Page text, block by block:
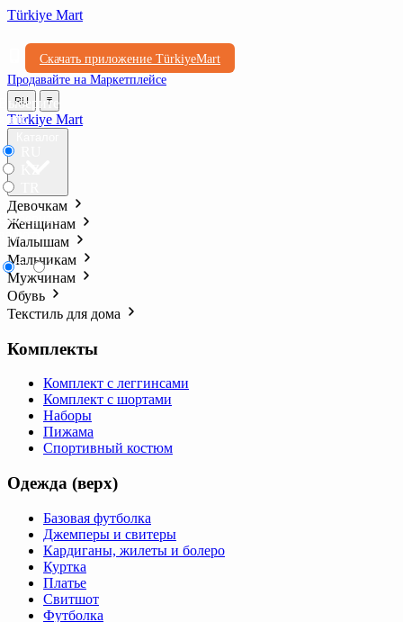
Türkiye Mart
Скачать приложение TürkiyeMart
Продавайте на Маркетплейсе
RU ₸
₸ ₺l
Türkiye Mart
Девочкам
Женщинам
Малышам
Мальчикам
Мужчинам
Обувь
Текстиль для дома
Комплекты
Комплект с леггинсами
Комплект с шортами
Наборы
Пижама
Спортивный костюм
Одежда (верх)
Базовая футболка
Джемперы и свитеры
Кардиганы, жилеты и болеро
Куртка
Платье
Свитшот
Футболка